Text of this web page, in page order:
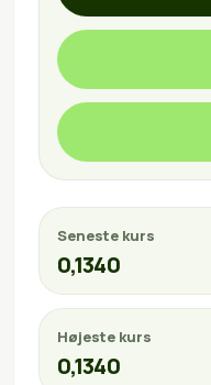
Seneste kurs
0,1340
Højeste kurs
0,1340